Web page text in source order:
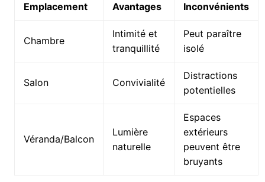
Emplacement Avantages Inconvénients
Chambre
Intimité et
tranquillité
Peut paraître
isolé
Salon Convivialité
Distractions
potentielles
Véranda/Balcon
Lumière
naturelle
Espaces
extérieurs
peuvent être
bruyants